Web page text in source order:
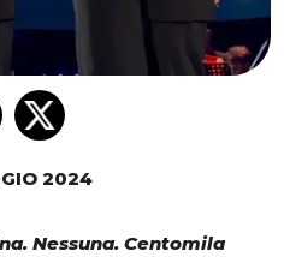
2024
Nessuna. Centomila